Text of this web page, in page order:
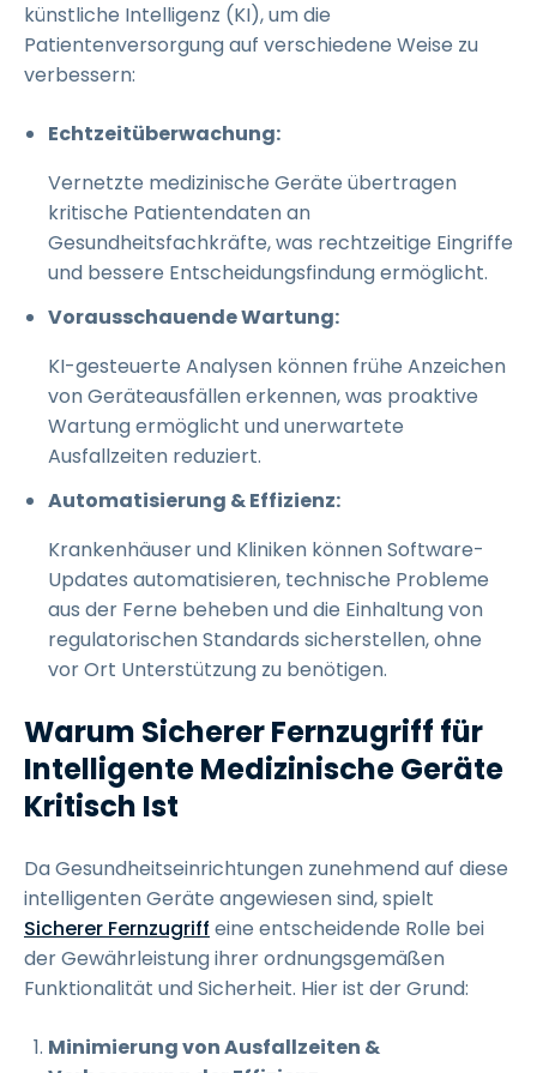
künstliche Intelligenz (KI), um die
Patientenversorgung auf verschiedene Weise zu
verbessern:
Echtzeitüberwachung:
Vernetzte medizinische Geräte übertragen
kritische Patientendaten an
Gesundheitsfachkräfte, was rechtzeitige Eingriffe
und bessere Entscheidungsfindung ermöglicht.
Vorausschauende Wartung:
KI-gesteuerte Analysen können frühe Anzeichen
von Geräteausfällen erkennen, was proaktive
Wartung ermöglicht und unerwartete
Ausfallzeiten reduziert.
Automatisierung & Effizienz:
Krankenhäuser und Kliniken können Software-
Updates automatisieren, technische Probleme
aus der Ferne beheben und die Einhaltung von
regulatorischen Standards sicherstellen, ohne
vor Ort Unterstützung zu benötigen.
Warum Sicherer Fernzugriff für
Intelligente Medizinische Geräte
Kritisch Ist
Da Gesundheitseinrichtungen zunehmend auf diese
intelligenten Geräte angewiesen sind, spielt
Sicherer Fernzugriff eine entscheidende Rolle bei
der Gewährleistung ihrer ordnungsgemäßen
Funktionalität und Sicherheit. Hier ist der Grund:
Minimierung von Ausfallzeiten &